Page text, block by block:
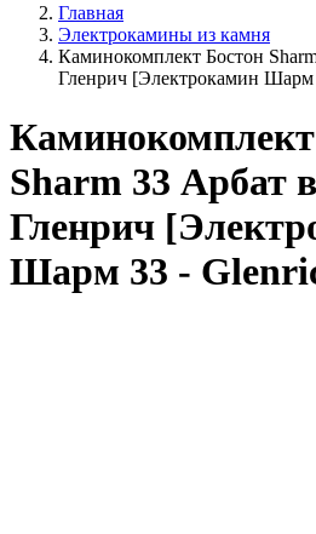
Главная
Электрокамины из камня
Каминокомплект Бостон
Гленрич [Электрокамин Шарм
Sharm 33 Арбат
Гленрич
Шарм 33 -